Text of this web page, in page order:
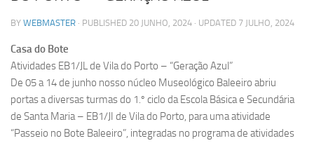
BY WEBMASTER · PUBLISHED 20 JUNHO, 2024 · UPDATED 7 JULHO, 2024
Casa do Bote
Atividades EB1/JL de Vila do Porto – “Geração Azul”
De 05 a 14 de junho nosso núcleo Museológico Baleeiro abriu
portas a diversas turmas do 1.º ciclo da Escola Básica e Secundária
de Santa Maria – EB1/JI de Vila do Porto, para uma atividade
“Passeio no Bote Baleeiro”, integradas no programa de atividades